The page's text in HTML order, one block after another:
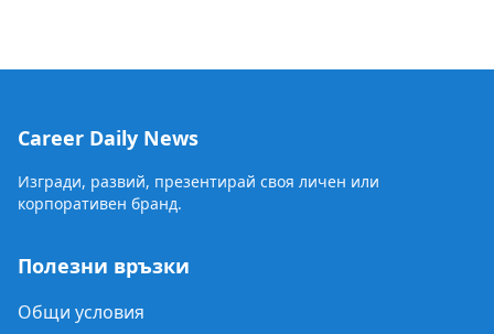
Career Daily News
Изгради, развий, презентирай своя личен или
корпоративен бранд.
Полезни връзки
Общи условия